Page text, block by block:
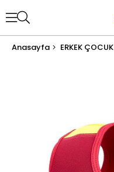
Anasayfa ERKEK ÇOCUK